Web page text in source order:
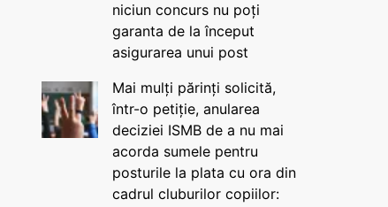
niciun concurs nu poți
garanta de la început
asigurarea unui post
Mai mulți părinți solicită,
într-o petiție, anularea
deciziei ISMB de a nu mai
acorda sumele pentru
posturile la plata cu ora din
cadrul cluburilor copiilor: